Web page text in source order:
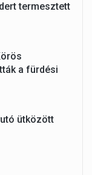
termesztett
a fürdési
ütközött